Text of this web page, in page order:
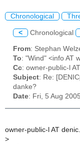
Chronological
< Chronological
From: Stephan
To: "Wind" <info AT
Cc: owner-public-l
Subject: Re:
danke?
Date: Fri, 5 Aug
owner-public-l AT
>